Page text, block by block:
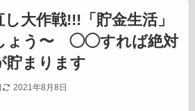
大作戦!!!「貯金生活」
ょう〜 ◯◯すれば絶対
貯まります
2021年8月8日